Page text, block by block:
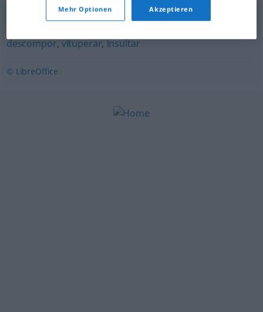
descompor,vituperar,insultar
© LibreOffice
Mehr Optionen Akzeptieren